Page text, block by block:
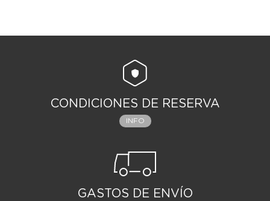
CONDICIONES DE RESERVA
INFO
GASTOS DE ENVÍO